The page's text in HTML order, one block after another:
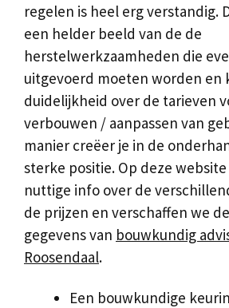
regelen is heel erg verstandig.
een helder beeld van de de
herstelwerkzaamheden die
uitgevoerd moeten worden en
duidelijkheid over de tarieven
verbouwen / aanpassen van
manier creëer je in de
sterke positie. Op deze
nuttige info over de
de prijzen en verschaffen we
gegevens van bouwkundig
Roosendaal.
Een bouwkundige